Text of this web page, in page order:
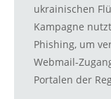
ukrainischen
Kampagne
Phishing, um
Webmail-
Portalen der